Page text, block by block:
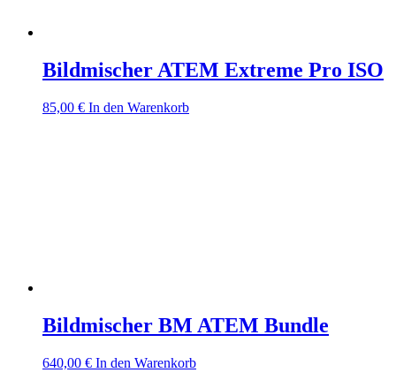
Bildmischer ATEM Extreme Pro ISO
85,00 € In den Warenkorb
Bildmischer BM ATEM Bundle
640,00 € In den Warenkorb